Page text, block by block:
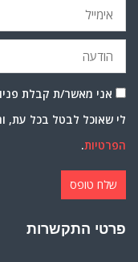
אני מאשר/ת קבלת
לי שאוכל לבטל בכל עת,
הפרטיות.
פרטי התקשרות